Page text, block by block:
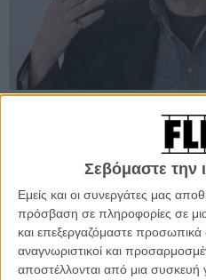
Σεβόμαστε την
Εμείς και οι συνεργάτες μας
πρόσβαση σε πληροφορίες σε
και επεξεργαζόμαστε
αναγνωριστικοί και
αποστέλλονται από μια συσκευή
Προσθέστε το Flix
Πριν από λίγες εβδομάδες είχαμε
του Φρεντερίκ Μπουαγιέ από τη
της Quinzaine. Χτες,